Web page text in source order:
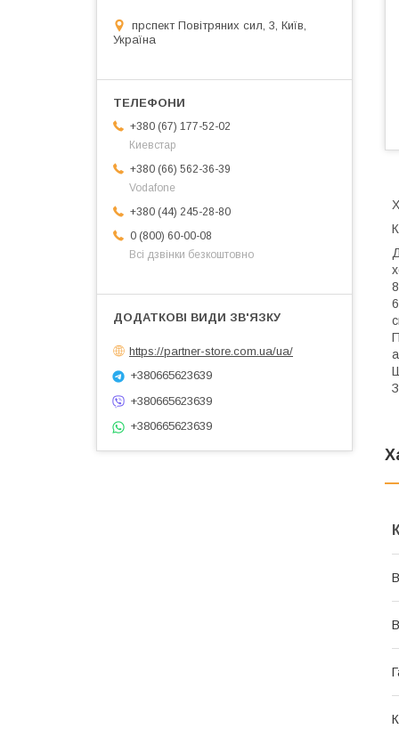
прспект Повітряних сил, 3, Київ,
Україна
+380 (67) 177-52-02
Киевстар
+380 (66) 562-36-39
Vodafone
+380 (44) 245-28-80
0 (800) 60-00-08
Всі дзвінки безкоштовно
https://partner-store.com.ua/ua/
+380665623639
+380665623639
+380665623639